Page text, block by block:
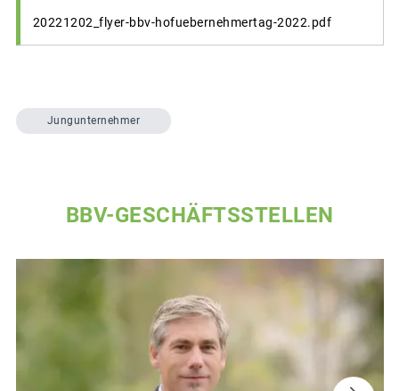
20221202_flyer-bbv-hofuebernehmertag-2022.pdf
Jungunternehmer
BBV-GESCHÄFTSSTELLEN